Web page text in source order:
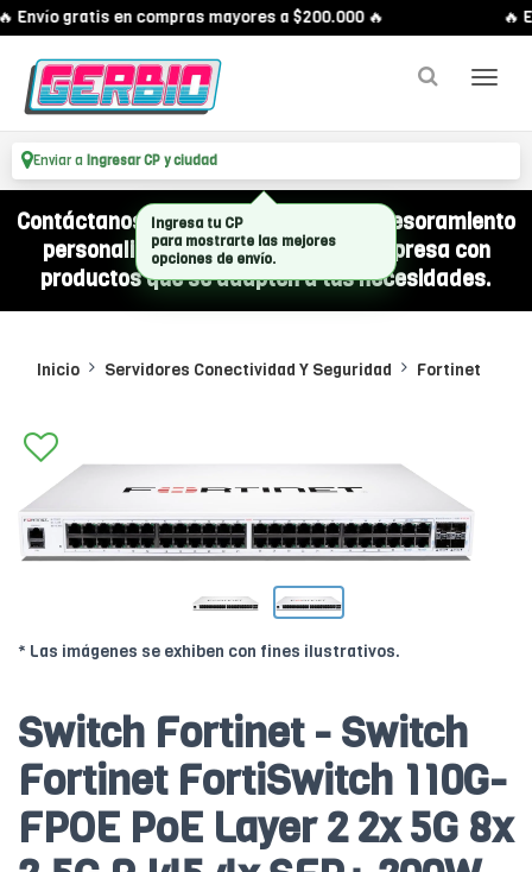
Envío gratis en compras mayores a $200.000 🔥 🔥
Enviar a Ingresar CP y ciudad
Contáctanos por WhatsApp y recibí asesoramiento
personalizado para equipar a tu empresa con
productos que se adapten a tus necesidades.
Inicio Servidores Conectividad Y Seguridad Fortinet
* Las imágenes se exhiben con fines ilustrativos.
Switch Fortinet - Switch
Fortinet FortiSwitch 110G-
FPOE PoE Layer 2 2x 5G 8x
Ingresa tu CP
para mostrarte las mejores
opciones de envío.